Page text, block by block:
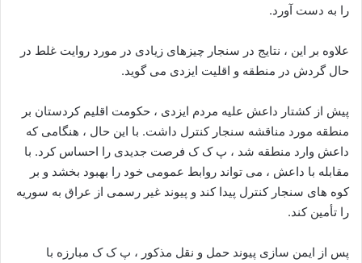
را به دست آورد.
علاوه بر این ، نتایج در سنجار چیزهای زیادی در مورد روایت غلط در
حال گردش در منطقه و اقلیت ایزدی می گوید.
پیش از کشتار داعش علیه مردم ایزدی ، حکومت اقلیم کردستان بر
منطقه مورد مناقشه سنجار کنترل داشت. با این حال ، هنگامی که
داعش وارد منطقه شد ، پ ک ک فرصت جدیدی را احساس کرد. با
مقابله با داعش ، می تواند روابط عمومی خود را بهبود بخشد و بر
کوه های سنجار کنترل پیدا کند و پیوند غیر رسمی از عراق به سوریه
را تأمین کند.
پس از ایمن سازی پیوند حمل و نقل مذکور ، پ ک ک مبارزه با